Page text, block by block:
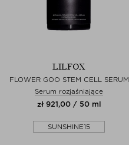
LILFOX
FLOWER GOO STEM CELL SERUM
Serum rozjaśniające
zł 921,00 / 50 ml
SUNSHINE15